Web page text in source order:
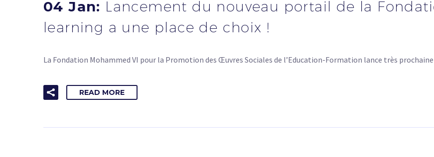
04 Jan: Lancement du nouveau portail de la
learning a une place de choix !
La Fondation Mohammed VI pour la Promotion des Œuvres Sociales de l’Education-Formation lance très
READ MORE